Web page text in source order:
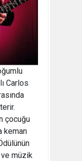
Carlos
çocuğu
keman
ve müzik